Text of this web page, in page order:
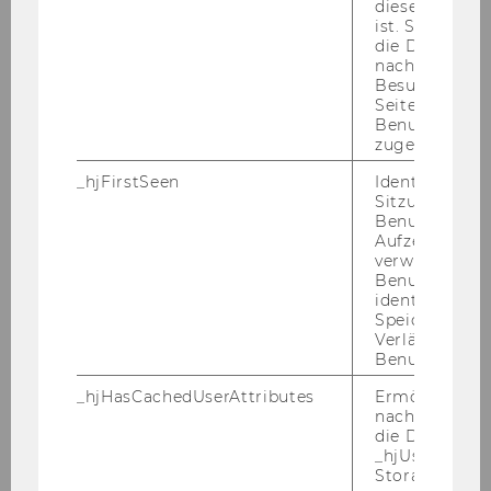
Universitätsassistenten post doc/einer
Universitätsassistentin post doc im Tenure
Selbstständige Forschung im Themenbereich
Schnittstelle zu „Industrial Economics“, mit
inhaltlicher und methodischer Einbettung in
die jeweiligen Forschungsschwerpunkte des
Departments, Verfassen einer Dissertation,
Mitwirkung in der Lehre und Administration
- Abgeschlossenes Diplom- bzw.
Masterstudium der Sozial- und
- Gute Kenntnisse der Volkswirtschaftstheorie
diese Seite
ist. Stellt
die Daten von
Besuchen
Seite
Benutzer-ID
zugeordnet
_hjFirstSeen
Identifiziert
Sitzung eines
Benutzers.
verwendet,
identifizieren.
Verlängert
_hjHasCachedUserAttributes
Ermöglicht
die Daten in
Storage auf